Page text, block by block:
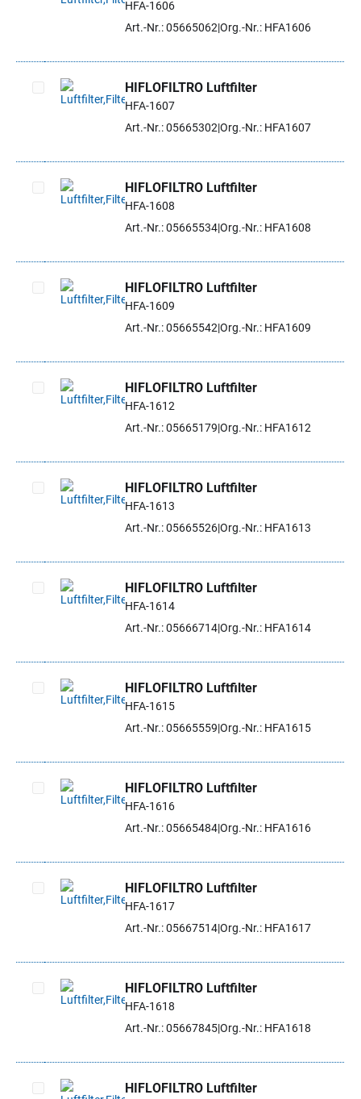
Artikel auswählen
HFA-1606
Art.-Nr.: 05665062 Org.-Nr.: HFA1606
Artikel auswählen
HIFLOFILTRO Luftfilter
HFA-1607
Art.-Nr.: 05665302 Org.-Nr.: HFA1607
Artikel auswählen
HIFLOFILTRO Luftfilter
HFA-1608
Art.-Nr.: 05665534Org.-Nr.: HFA1608
Artikel auswählen
HIFLOFILTRO Luftfilter
HFA-1609
Art.-Nr.: 05665542 Org.-Nr.: HFA1609
Artikel auswählen
HIFLOFILTRO Luftfilter
HFA-1612
Art.-Nr.: 05665179 Org.-Nr.: HFA1612
Artikel auswählen
HIFLOFILTRO Luftfilter
HFA-1613
Art.-Nr.: 05665526Org.-Nr.: HFA1613
Artikel auswählen
HIFLOFILTRO Luftfilter
HFA-1614
Art.-Nr.: 05666714Org.-Nr.: HFA1614
Artikel auswählen
HIFLOFILTRO Luftfilter
HFA-1615
Art.-Nr.: 05665559 Org.-Nr.: HFA1615
Artikel auswählen
HIFLOFILTRO Luftfilter
HFA-1616
Art.-Nr.: 05665484Org.-Nr.: HFA1616
Artikel auswählen
HIFLOFILTRO Luftfilter
HFA-1617
Art.-Nr.: 05667514Org.-Nr.: HFA1617
Artikel auswählen
HIFLOFILTRO Luftfilter
HFA-1618
Art.-Nr.: 05667845Org.-Nr.: HFA1618
HIFLOFILTRO Luftfilter